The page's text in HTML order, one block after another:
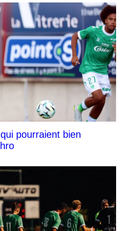
pourraient bien